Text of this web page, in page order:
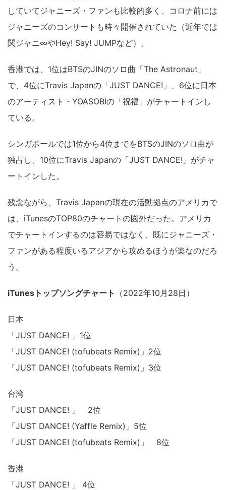
していてジャニーズ・ファンも比較的多く、コロナ前には
ジャニーズのコンサートも時々開催されていた（近年では
関ジャニ∞やHey! Say! JUMPなど）。
香港では、1位はBTSのJINのソロ曲「The Astronaut」
で、4位にTravis Japanの「JUST DANCE!」、6位に日本
のアーティスト・YOASOBIの「祝福」がチャートインし
ている。
シンガポールでは1位から4位までをBTSのJINのソロ曲が
独占し、10位にTravis Japanの「JUST DANCE!」がチャ
ートインした。
残念ながら、Travis Japanの現在の活動拠点のアメリカで
は、iTunesのTOP80のチャートの圏外だった。アメリカ
でチャートインするのは容易ではなく、既にジャニーズ・
ファンがある程度いるアジアから攻めるほうが楽なのだろ
う。
iTunesトップソングチャート （2022年10月28日）
日本
「JUST DANCE! 」1位
「JUST DANCE! (tofubeats Remix)」2位
「JUST DANCE! (tofubeats Remix)」3位
台湾
「JUST DANCE! 」 2位
「JUST DANCE! (Yaffle Remix)」5位
「JUST DANCE! (tofubeats Remix)」 8位
香港
「JUST DANCE! 」 4位